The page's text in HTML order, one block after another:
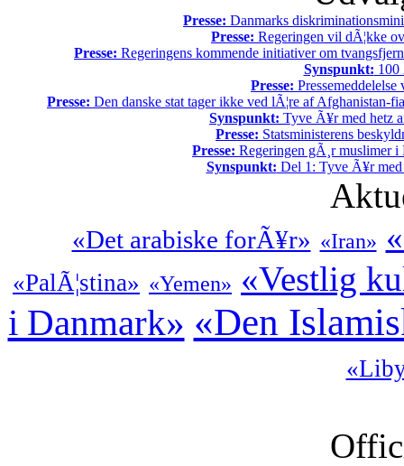
Presse: Danmarks
Presse: Regeringen vil dÃ¦kke
Presse: Regeringens kommende initiativer om
Synspunkt: 100
Presse:
Presse: Den danske stat tager ikke ved lÃ¦re af Afghanistan-
Synspunkt: Tyve Ã¥r med hetz
Presse: Statsministerens
Presse: Regeringen gÃ¸r muslimer
Synspunkt: Del 1: Tyve Ã¥r med
«Det arabiske forÃ¥r» «Iran»
«PalÃ¦stina» «Yemen» «Vestlig
i Danmark» «Den